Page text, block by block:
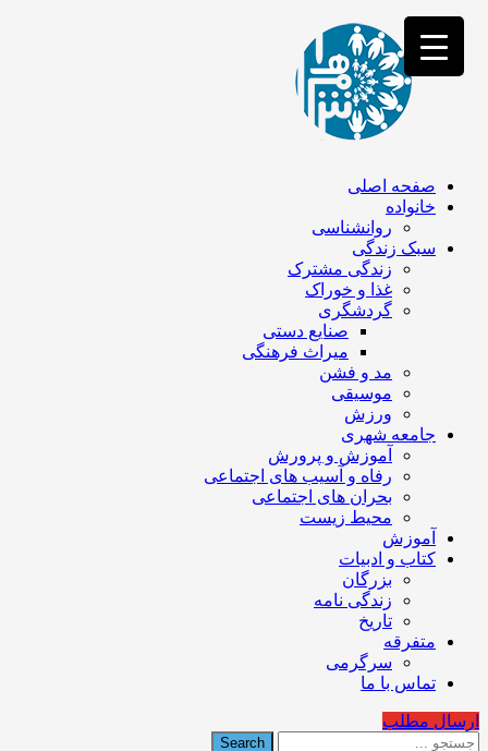
فصد
خون
غرب
تهران
خشکشویی
برقی
طراحی
صفحه اصلی
خانواده
روانشناسی
سبک زندگی
زندگی مشترک
غذا و خوراک
گردشگری
صنایع دستی
میراث فرهنگی
مد و فشن
موسیقی
ورزش
جامعه شهری
آموزش و پرورش
رفاه و آسیب های اجتماعی
بحران های اجتماعی
محیط زیست
آموزش
کتاب و ادبیات
بزرگان
زندگی نامه
تاریخ
متفرقه
سرگرمی
تماس با ما
ارسال مطلب